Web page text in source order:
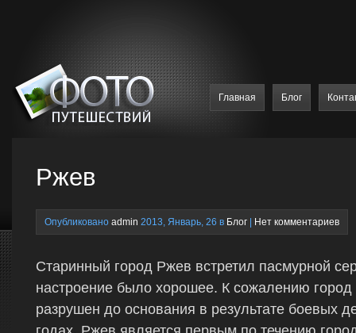
Главная Блог
Ржев
Опубликовано admin 2013, Январь, 26 в Блог Нет комментариев
Старинный город Ржев встретил пасмурной
настроение было хорошее. К сожалению
разрушен до основания в результате боевых